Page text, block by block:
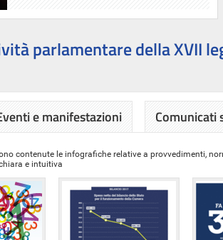
parlamentare della XVII
e manifestazioni Comunicati
contenute le infografiche relative a provvedimenti,
e intuitiva